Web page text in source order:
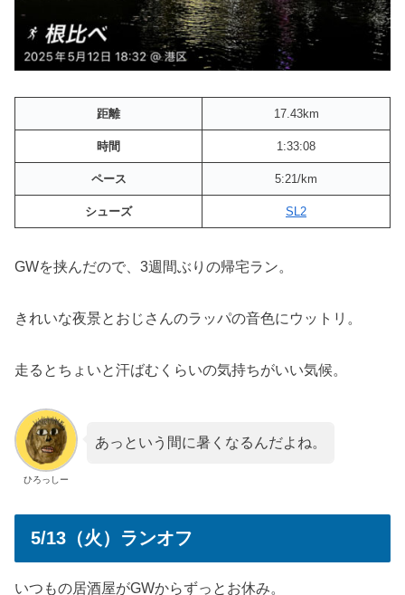
距離 17.43km
時間 1:33:08
ペース 5:21/km
シューズ SL2
GWを挟んだので、3週間ぶりの帰宅ラン。
きれいな夜景とおじさんのラッパの音色にウットリ。
走るとちょいと汗ばむくらいの気持ちがいい気候。
ひろっしー
あっという間に暑くなるんだよね。
5/13（火）ランオフ
いつもの居酒屋がGWからずっとお休み。